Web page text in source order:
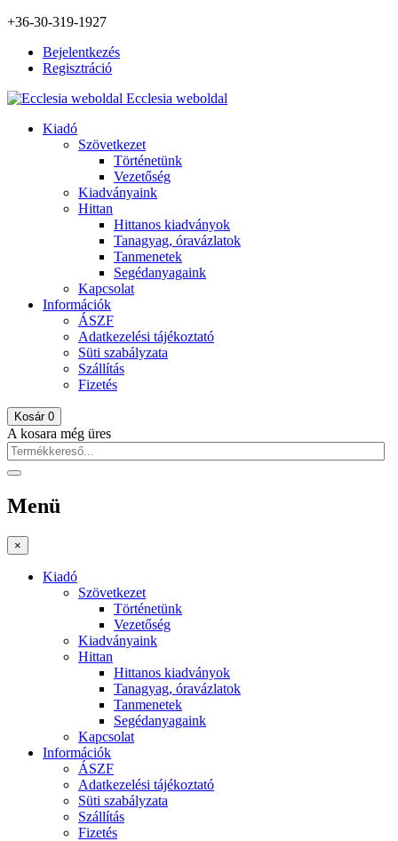
+36-30-319-1927
Bejelentkezés
Regisztráció
Ecclesia weboldal
Kiadó
Szövetkezet
Történetünk
Vezetőség
Kiadványaink
Hittan
Hittanos kiadványok
Tanagyag, óravázlatok
Tanmenetek
Segédanyagaink
Kapcsolat
Információk
ÁSZF
Adatkezelési tájékoztató
Süti szabályzata
Szállítás
Fizetés
Kosár 0
A kosara még üres
Menü
×
Kiadó
Szövetkezet
Történetünk
Vezetőség
Kiadványaink
Hittan
Hittanos kiadványok
Tanagyag, óravázlatok
Tanmenetek
Segédanyagaink
Kapcsolat
Információk
ÁSZF
Adatkezelési tájékoztató
Süti szabályzata
Szállítás
Fizetés